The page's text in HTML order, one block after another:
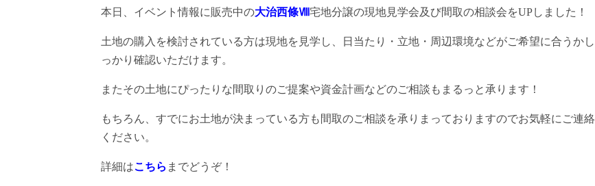
本日、イベント情報に販売中の大治西條Ⅷ 宅地分譲の現地見学会及び間取の相談会をUPしました！
土地の購入を検討されている方は現地を見学し、日当たり・立地・周辺環境などがご希望に合うかし
っかり確認いただけます。
またその土地にぴったりな間取りのご提案や資金計画などのご相談もまるっと承ります！
もちろん、すでにお土地が決まっている方も間取のご相談を承りまっておりますのでお気軽にご連絡
ください。
詳細はこちら までどうぞ！